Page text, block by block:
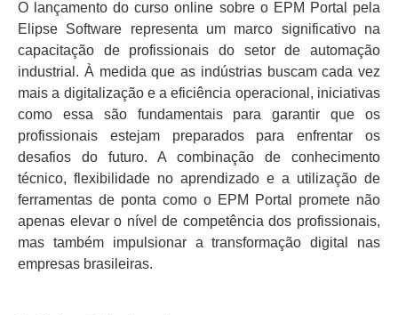
O lançamento do curso online sobre o EPM Portal pela
Elipse Software representa um marco significativo na
capacitação de profissionais do setor de automação
industrial. À medida que as indústrias buscam cada vez
mais a digitalização e a eficiência operacional, iniciativas
como essa são fundamentais para garantir que os
profissionais estejam preparados para enfrentar os
desafios do futuro. A combinação de conhecimento
técnico, flexibilidade no aprendizado e a utilização de
ferramentas de ponta como o EPM Portal promete não
apenas elevar o nível de competência dos profissionais,
mas também impulsionar a transformação digital nas
empresas brasileiras.